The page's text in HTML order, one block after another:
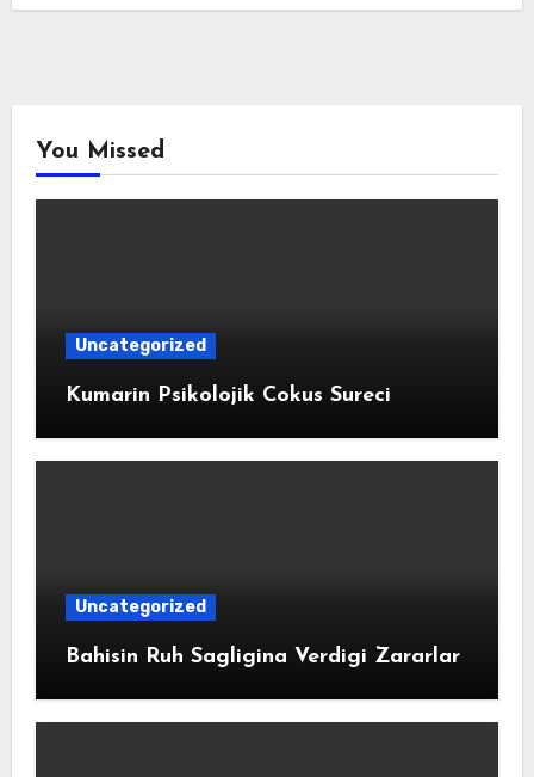
You Missed
Uncategorized
Kumarin Psikolojik Cokus Sureci
Uncategorized
Bahisin Ruh Sagligina Verdigi Zararlar